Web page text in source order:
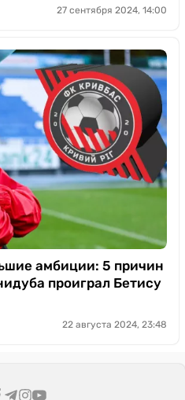
27 сентября 2024, 14:00
амбиции: 5 причин
проиграл Бетису
22 августа 2024, 23:48